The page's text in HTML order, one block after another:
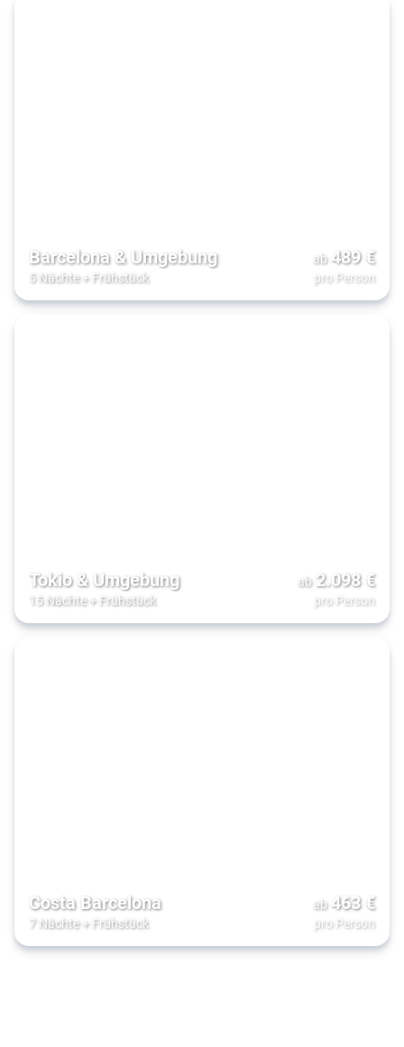
Barcelona & Umgebung
5 Nächte+ Frühstück
ab 489€
pro Person
Tokio & Umgebung
15 Nächte+ Frühstück
ab 2.098€
pro Person
Costa Barcelona
7 Nächte+ Frühstück
ab 463€
pro Person